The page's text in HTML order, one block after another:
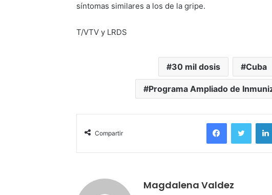
síntomas similares a los de la gripe.
T/VTV y LRDS
30 mil dosis Cuba
Programa Ampliado de
Compartir
Facebook
Magdalena Valdez